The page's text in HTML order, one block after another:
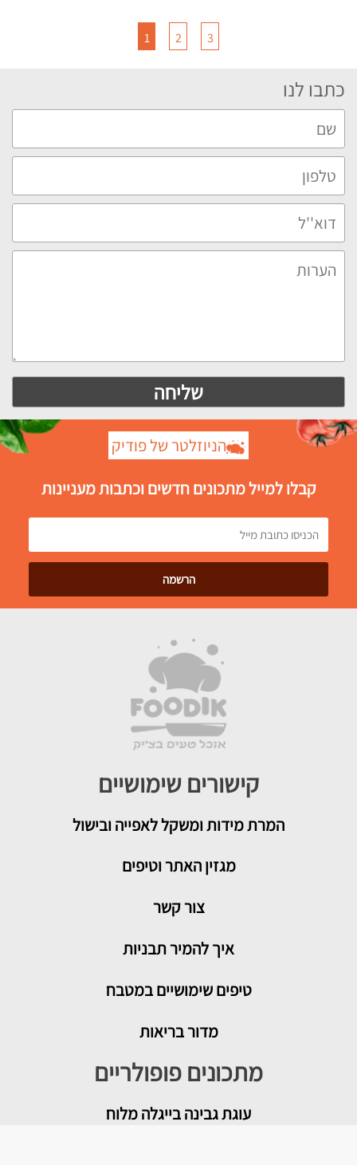
1 2 3
כתבו לנו
הניוזלטר של פודיק
קבלו למייל מתכונים חדשים וכתבות מעניינות
קישורים שימושיים
המרת מידות ומשקל לאפייה ובישול
מגזין האתר וטיפים
צור קשר
איך להמיר תבניות
טיפים שימושיים במטבח
מדור בריאות
מתכונים פופולריים
עוגת גבינה בייגלה מלוח